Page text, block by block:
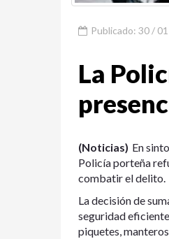
Publicado: 30 /
La
(Noticias) En
Policía porteña
combatir el delito.
La decisión de
seguridad
piquetes,